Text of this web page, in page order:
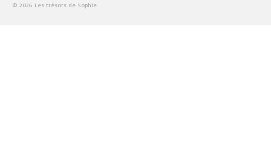
© 2026 Les trésors de Sophie